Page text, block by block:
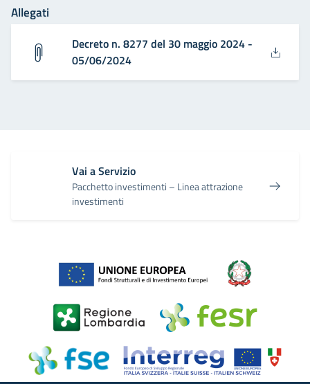
Allegati
Decreto n. 8277 del 30 maggio 2024 -
05/06/2024
Vai a Servizio
Pacchetto investimenti – Linea attrazione
investimenti